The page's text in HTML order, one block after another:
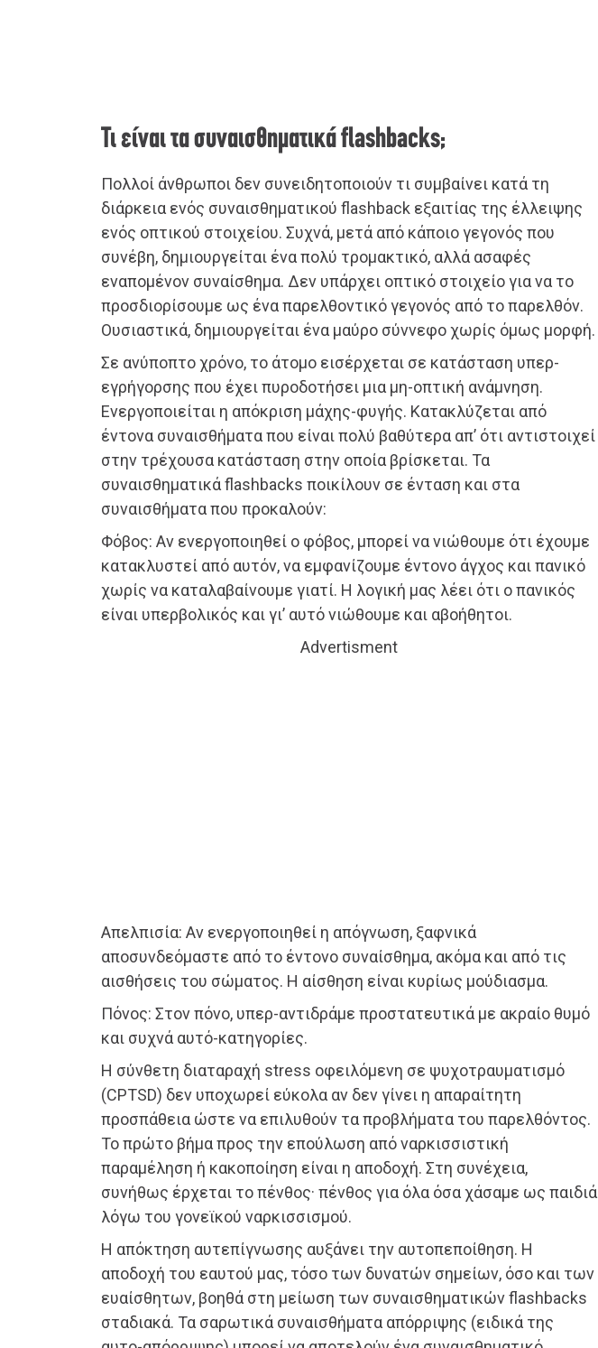
Τι είναι τα συναισθηματικά flashbacks;
Πολλοί άνθρωποι δεν συνειδητοποιούν τι συμβαίνει κατά τη
διάρκεια ενός συναισθηματικού flashback εξαιτίας της έλλειψης
ενός οπτικού στοιχείου. Συχνά, μετά από κάποιο γεγονός που
συνέβη, δημιουργείται ένα πολύ τρομακτικό, αλλά ασαφές
εναπομένον συναίσθημα. Δεν υπάρχει οπτικό στοιχείο για να το
προσδιορίσουμε ως ένα παρελθοντικό γεγονός από το παρελθόν.
Ουσιαστικά, δημιουργείται ένα μαύρο σύννεφο χωρίς όμως μορφή.
Σε ανύποπτο χρόνο, το άτομο εισέρχεται σε κατάσταση υπερ-
εγρήγορσης που έχει πυροδοτήσει μια μη-οπτική ανάμνηση.
Ενεργοποιείται η απόκριση μάχης-φυγής. Κατακλύζεται από
έντονα συναισθήματα που είναι πολύ βαθύτερα απ’ ότι αντιστοιχεί
στην τρέχουσα κατάσταση στην οποία βρίσκεται. Τα
συναισθηματικά flashbacks ποικίλουν σε ένταση και στα
συναισθήματα που προκαλούν:
Φόβος: Αν ενεργοποιηθεί ο φόβος, μπορεί να νιώθουμε ότι έχουμε
κατακλυστεί από αυτόν, να εμφανίζουμε έντονο άγχος και πανικό
χωρίς να καταλαβαίνουμε γιατί. Η λογική μας λέει ότι ο πανικός
είναι υπερβολικός και γι’ αυτό νιώθουμε και αβοήθητοι.
Advertisment
Απελπισία: Αν ενεργοποιηθεί η απόγνωση, ξαφνικά
αποσυνδεόμαστε από το έντονο συναίσθημα, ακόμα και από τις
αισθήσεις του σώματος. Η αίσθηση είναι κυρίως μούδιασμα.
Πόνος: Στον πόνο, υπερ-αντιδράμε προστατευτικά με ακραίο θυμό
και συχνά αυτό-κατηγορίες.
Η σύνθετη διαταραχή stress οφειλόμενη σε ψυχοτραυματισμό
(CPTSD) δεν υποχωρεί εύκολα αν δεν γίνει η απαραίτητη
προσπάθεια ώστε να επιλυθούν τα προβλήματα του παρελθόντος.
Το πρώτο βήμα προς την επούλωση από ναρκισσιστική
παραμέληση ή κακοποίηση είναι η αποδοχή. Στη συνέχεια,
συνήθως έρχεται το πένθος· πένθος για όλα όσα χάσαμε ως παιδιά
λόγω του γονεϊκού ναρκισσισμού.
Η απόκτηση αυτεπίγνωσης αυξάνει την αυτοπεποίθηση. Η
αποδοχή του εαυτού μας, τόσο των δυνατών σημείων, όσο και των
ευαίσθητων, βοηθά στη μείωση των συναισθηματικών flashbacks
σταδιακά. Τα σαρωτικά συναισθήματα απόρριψης (ειδικά της